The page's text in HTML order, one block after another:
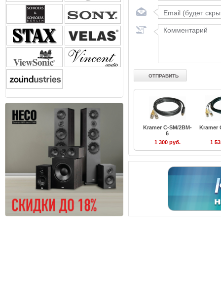
Kramer C-SM/2BM-
6
1 300 руб.
Kramer
1